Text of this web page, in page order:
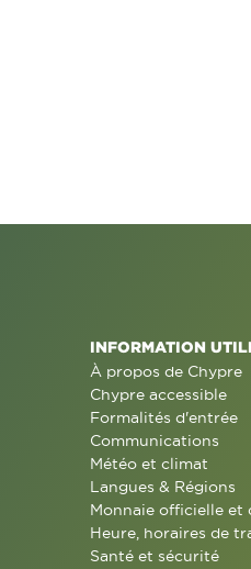
INFORMATION
À propos de Chypre
Chypre accessible
Formalités d'entrée
Communications
Météo et climat
Langues & Régions
Monnaie officielle et
Heure, horaires de
Santé et sécurité